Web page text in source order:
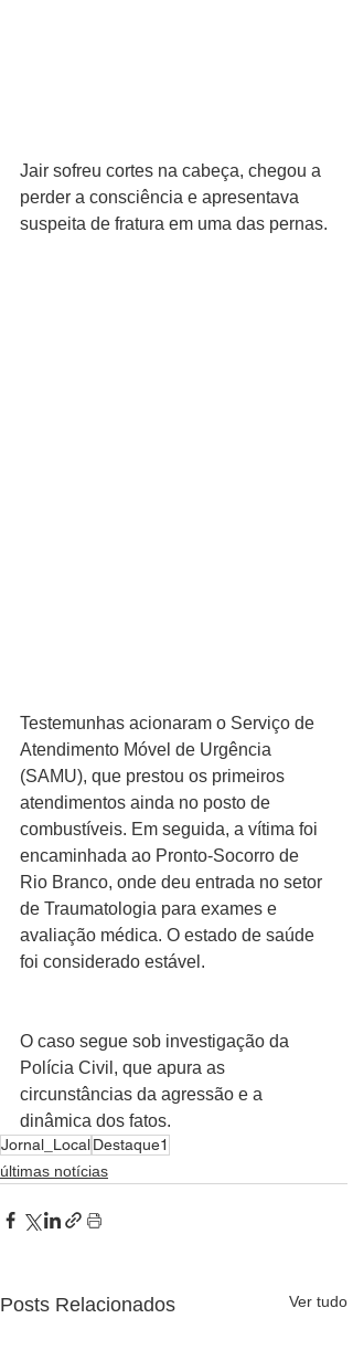
Jair sofreu cortes na cabeça, chegou a
perder a consciência e apresentava
suspeita de fratura em uma das pernas.
Testemunhas acionaram o Serviço de
Atendimento Móvel de Urgência
(SAMU), que prestou os primeiros
atendimentos ainda no posto de
combustíveis. Em seguida, a vítima foi
encaminhada ao Pronto-Socorro de
Rio Branco, onde deu entrada no setor
de Traumatologia para exames e
avaliação médica. O estado de saúde
foi considerado estável.
O caso segue sob investigação da
Polícia Civil, que apura as
circunstâncias da agressão e a
dinâmica dos fatos.
Jornal_LocalDestaque1
últimas notícias
Posts Relacionados Ver tudo